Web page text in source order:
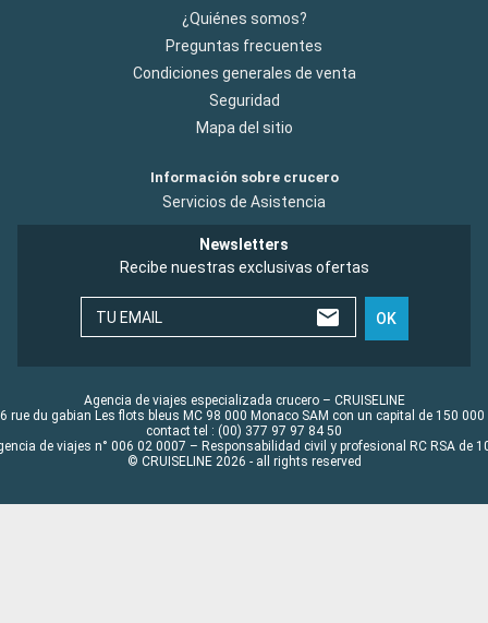
¿Quiénes somos?
Preguntas frecuentes
Condiciones generales de venta
Seguridad
Mapa del sitio
Información sobre crucero
Servicios de Asistencia
Newsletters
Recibe nuestras exclusivas ofertas
TU EMAIL OK
Agencia de viajes especializada crucero – CRUISELINE
rue du gabian Les flots bleus MC 98 000 Monaco SAM con un capital de 150 000
contact tel : (00) 377 97 97 84 50
de viajes n° 006 02 0007 – Responsabilidad civil y profesional RC RSA de
© CRUISELINE 2026 - all rights reserved